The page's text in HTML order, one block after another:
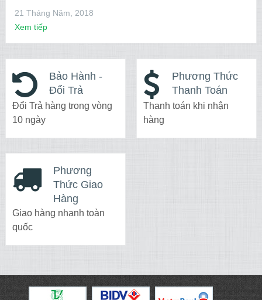
21 Tháng Năm, 2018
Xem tiếp
Bảo Hành -
Đổi Trả
Đổi Trả hàng trong vòng
10 ngày
Phương Thức
Thanh Toán
Thanh toán khi nhận
hàng
Phương
Thức Giao
Hàng
Giao hàng nhanh toàn
quốc